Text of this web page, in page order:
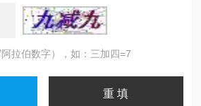
拉伯数字），如：三加四=7